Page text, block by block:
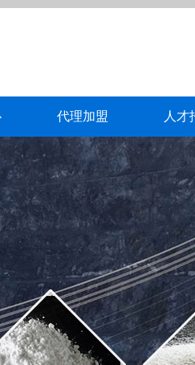
代理加盟 人才